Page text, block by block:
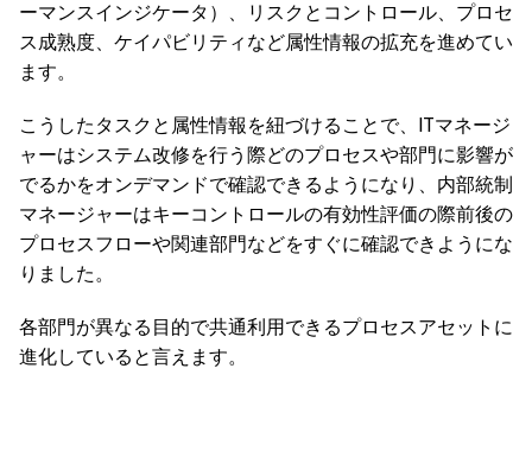
ーマンスインジケータ）、リスクとコントロール、プロセ
ス成熟度、ケイパビリティなど属性情報の拡充を進めてい
ます。
こうしたタスクと属性情報を紐づけることで、ITマネージ
ャーはシステム改修を行う際どのプロセスや部門に影響が
でるかをオンデマンドで確認できるようになり、内部統制
マネージャーはキーコントロールの有効性評価の際前後の
プロセスフローや関連部門などをすぐに確認できようにな
りました。
各部門が異なる目的で共通利用できるプロセスアセットに
進化していると言えます。